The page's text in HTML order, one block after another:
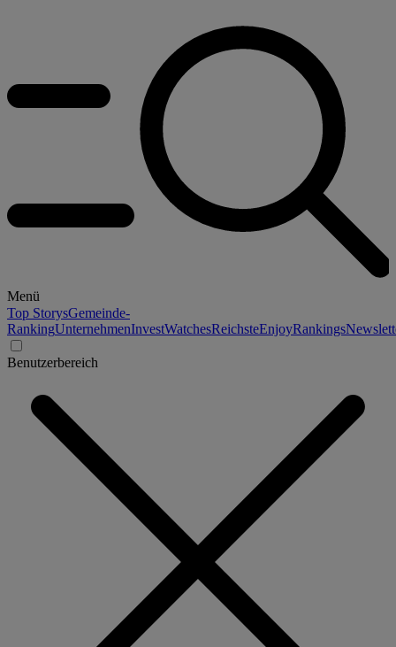
Menü
Top StorysGemeinde-
RankingUnternehmenInvestWatchesReichsteEnjoyRankings
Benutzerbereich